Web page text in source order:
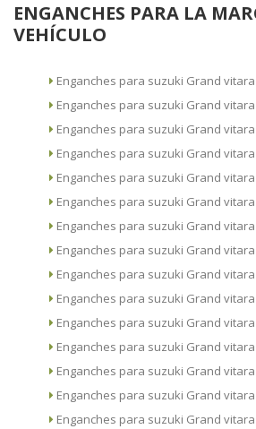
ENGANCHES PARA LA
VEHÍCULO
Enganches para suzuki Grand vitara
Enganches para suzuki Grand vitara
Enganches para suzuki Grand vitara
Enganches para suzuki Grand vitara
Enganches para suzuki Grand vitara
Enganches para suzuki Grand vitara
Enganches para suzuki Grand vitara
Enganches para suzuki Grand vitara
Enganches para suzuki Grand vitara
Enganches para suzuki Grand vitara
Enganches para suzuki Grand vitara
Enganches para suzuki Grand vitara
Enganches para suzuki Grand vitara
Enganches para suzuki Grand vitara
Enganches para suzuki Grand vitara